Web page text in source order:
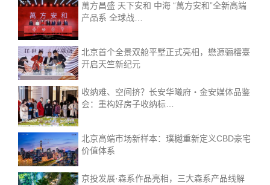
萬方昌盛 天下安和 中海 “萬方安和”全新高端
产品系 全球战…
北京首个全景双舱平墅正式亮相，懋源骊橒臺
开启天竺新纪元
收纳难、空间挤？长安华曦府・金安媒体品鉴
会：重构好房子收纳标…
北京高端市场新样本：璞樾重新定义CBD豪宅
价值体系
京投发展·森系作品亮相，三大森系产品线解